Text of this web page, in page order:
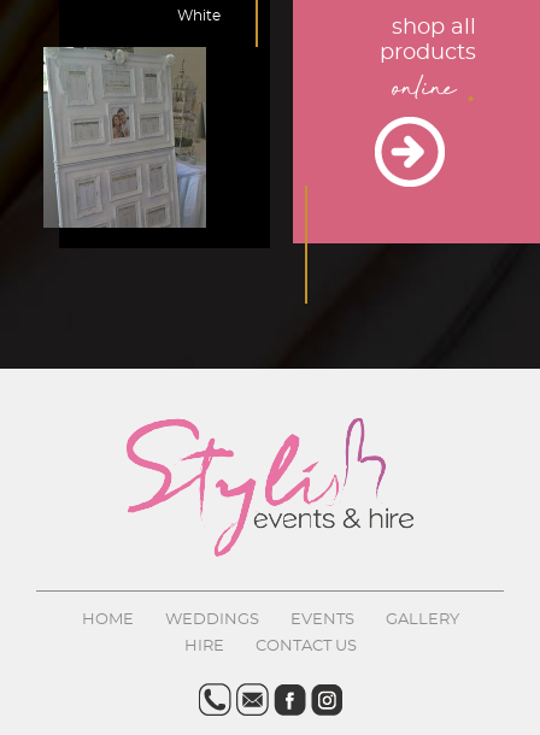
White
shop all
products
online .
HOME WEDDINGS EVENTS
GALLERY
HIRE
CONTACT US